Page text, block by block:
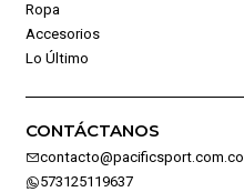
Ropa
Accesorios
Lo Último
CONTÁCTANOS
contacto@pacificsport.com.co
573125119637